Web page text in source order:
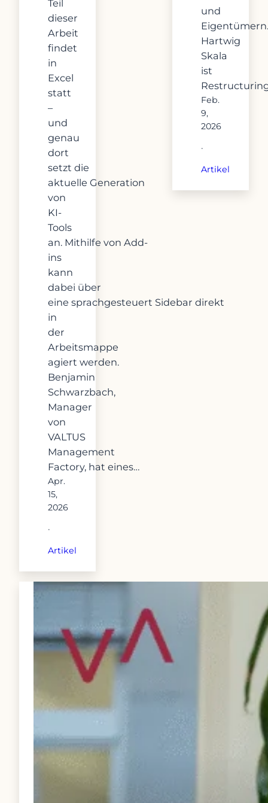
Teil
dieser
Arbeit
findet
in
Excel
statt
–
und
genau
dort
setzt die
aktuelle Generation
von
KI-
Tools
an. Mithilfe von Add-
ins
kann
dabei über
eine sprachgesteuert Sidebar direkt
in
der
Arbeitsmappe
agiert werden.
Benjamin
Schwarzbach,
Manager
von
VALTUS
Management
Factory, hat eines…
Apr.
15,
2026
·
Artikel
und
Eigentümern.
Hartwig
Skala
ist
Feb.
9,
2026
·
Artikel